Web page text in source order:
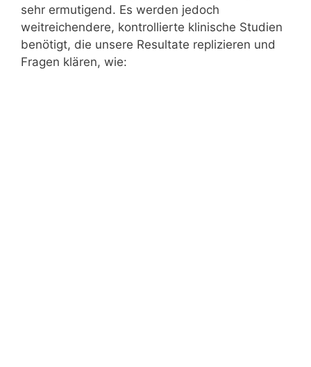
sehr ermutigend. Es werden jedoch
weitreichendere, kontrollierte klinische Studien
benötigt, die unsere Resultate replizieren und
Fragen klären, wie: